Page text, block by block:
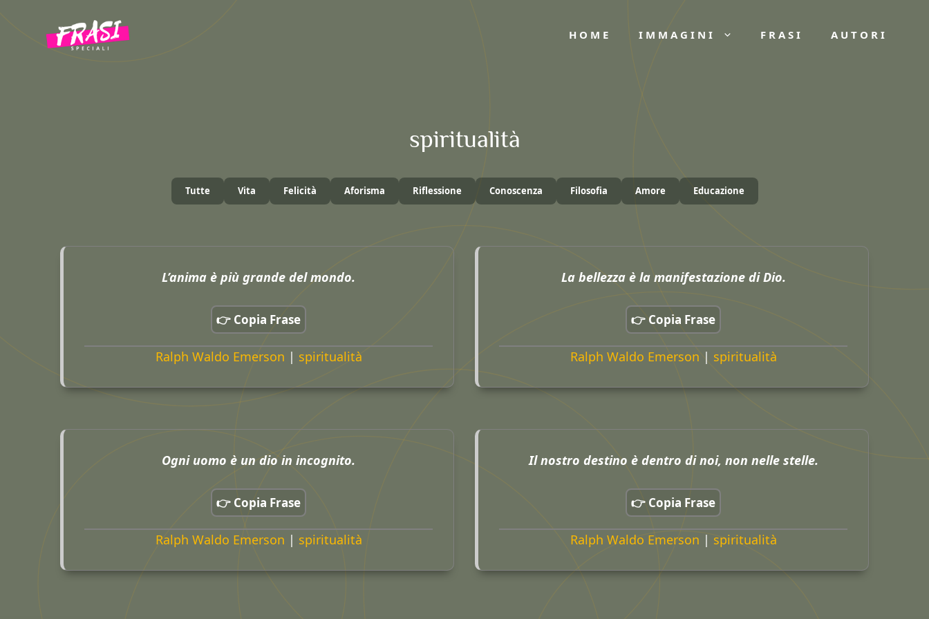
contenuto
HOME IMMAGINI FRASI AUTORI
spiritualità
Tutte Vita Felicità Aforisma Riflessione Conoscenza Filosofia Amore Educazione
L’anima è più grande del mondo.
👉 Copia Frase
Ralph Waldo Emerson | spiritualità
La bellezza è la manifestazione di Dio.
👉 Copia Frase
Ralph Waldo Emerson | spiritualità
Ogni uomo è un dio in incognito.
👉 Copia Frase
Ralph Waldo Emerson | spiritualità
Il nostro destino è dentro di noi, non nelle stelle.
👉 Copia Frase
Ralph Waldo Emerson | spiritualità